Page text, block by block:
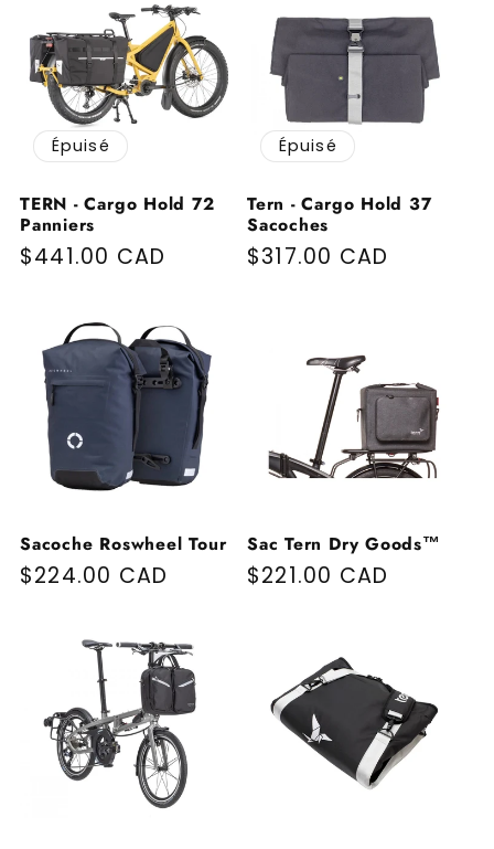
Épuisé
TERN - Cargo Hold 72
Panniers
Prix habituel
$441.00 CAD
Épuisé
Tern - Cargo Hold 37
Sacoches
Prix habituel
$317.00 CAD
Sacoche Roswheel Tour
Prix habituel
$224.00 CAD
Sac Tern Dry Goods™
Prix habituel
$221.00 CAD